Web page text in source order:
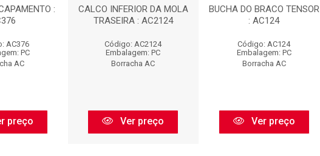
:
AC376
PC
AC
preço
CALCO INFERIOR DA MOLA
TRASEIRA : AC2124
Código: AC2124
Embalagem: PC
Borracha AC
Ver preço
BUCHA DO BRACO TENSOR
: AC124
Código: AC124
Embalagem: PC
Borracha AC
Ver preço